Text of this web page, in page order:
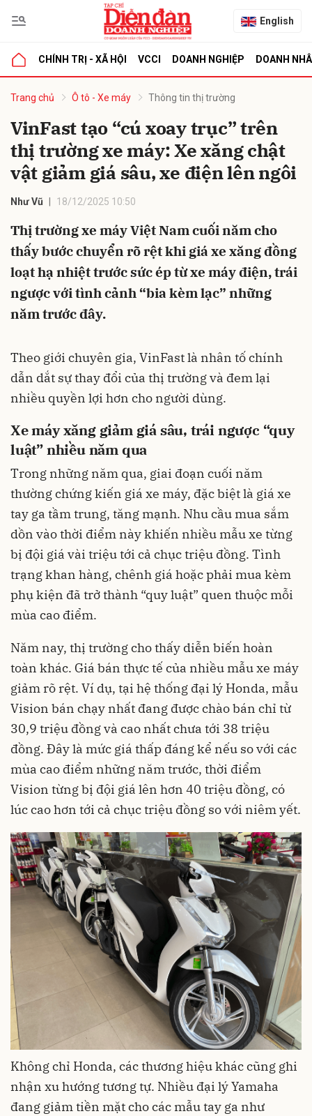
English
CHÍNH TRỊ - XÃ HỘI VCCI DOANH NGHIỆP DOANH
Trang chủ Ô tô - Xe máy Thông tin thị trường
VinFast tạo “cú xoay trục” trên
thị trường xe máy: Xe xăng chật
vật giảm giá sâu, xe điện lên ngôi
Như Vũ 18/12/2025 10:50
Thị trường xe máy Việt Nam cuối năm cho
thấy bước chuyển rõ rệt khi giá xe xăng đồng
loạt hạ nhiệt trước sức ép từ xe máy điện, trái
ngược với tình cảnh “bia kèm lạc” những
năm trước đây.
Theo giới chuyên gia, VinFast là nhân tố chính
dẫn dắt sự thay đổi của thị trường và đem lại
nhiều quyền lợi hơn cho người dùng.
Xe máy xăng giảm giá sâu, trái ngược “quy
luật” nhiều năm qua
Trong những năm qua, giai đoạn cuối năm
thường chứng kiến giá xe máy, đặc biệt là giá xe
tay ga tầm trung, tăng mạnh. Nhu cầu mua sắm
dồn vào thời điểm này khiến nhiều mẫu xe từng
bị đội giá vài triệu tới cả chục triệu đồng. Tình
trạng khan hàng, chênh giá hoặc phải mua kèm
phụ kiện đã trở thành “quy luật” quen thuộc mỗi
mùa cao điểm.
Năm nay, thị trường cho thấy diễn biến hoàn
toàn khác. Giá bán thực tế của nhiều mẫu xe máy
giảm rõ rệt. Ví dụ, tại hệ thống đại lý Honda, mẫu
Vision bán chạy nhất đang được chào bán chỉ từ
30,9 triệu đồng và cao nhất chưa tới 38 triệu
đồng. Đây là mức giá thấp đáng kể nếu so với các
mùa cao điểm những năm trước, thời điểm
Vision từng bị đội giá lên hơn 40 triệu đồng, có
lúc cao hơn tới cả chục triệu đồng so với niêm yết.
Không chỉ Honda, các thương hiệu khác cũng ghi
nhận xu hướng tương tự. Nhiều đại lý Yamaha
đang giảm tiền mặt cho các mẫu tay ga như
luận
Hủy